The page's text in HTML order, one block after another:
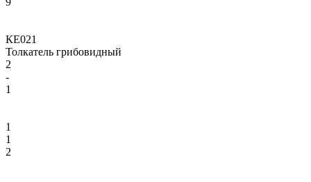
КЕ021
Толкатель грибовидный
2
-
1
1
1
2